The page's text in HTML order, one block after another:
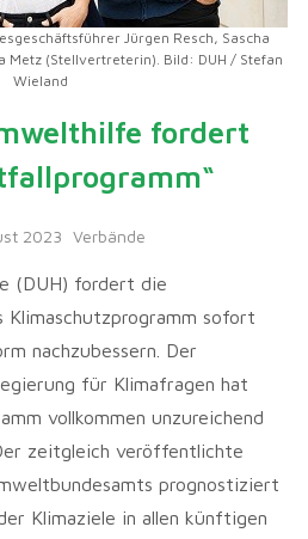
Jürgen Resch, Sascha
Metz (Stellvertreterin). Bild: DUH / Stefan
Wieland
fordert
2023 Verbände
(DUH) fordert die
Klimaschutzprogramm sofort
nachzubessern. Der
für Klimafragen hat
vollkommen unzureichend
zeitgleich veröffentlichte
prognostiziert
Klimaziele in allen künftigen